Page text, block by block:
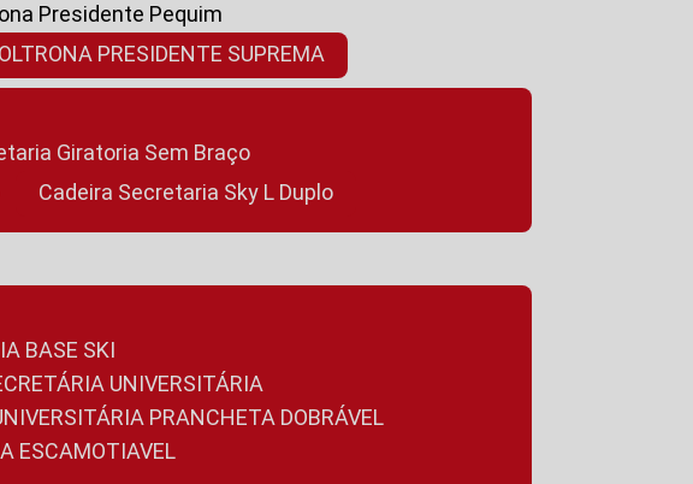
Presidente Pequim
POLTRONA PRESIDENTE SUPREMA
Giratoria Sem Braço
Cadeira Secretaria Sky L Duplo
BASE SKI
UNIVERSITÁRIA
PRANCHETA DOBRÁVEL
ESCAMOTIAVEL